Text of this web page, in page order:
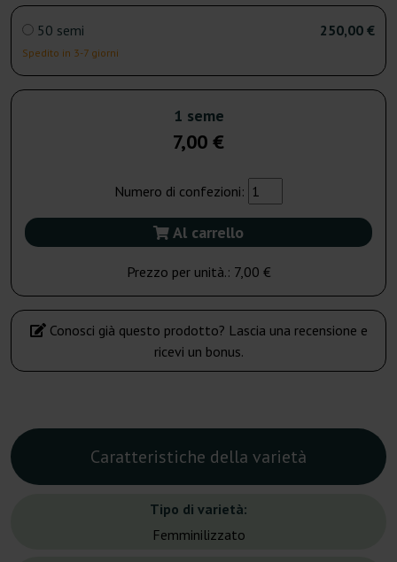
50 semi
Spedito in 3-7 giorni
250,00 €
1 seme
7,00 €
Numero di confezioni:
Al carrello
Prezzo per unità.: 7,00 €
Conosci già questo prodotto? Lascia una recensione e
ricevi un bonus.
Caratteristiche della varietà
Tipo di varietà:
Femminilizzato